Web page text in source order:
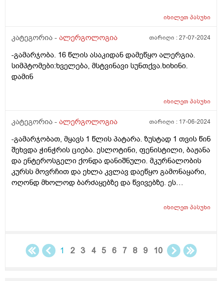
იხილეთპასუხი
კატეგორია - ალერგოლოგია თარიღი :27-07-2024
-გამარჯობა. 16 წლის ასაკიდან დამეწყო ალერგია.
სიმპტომები:ხველება, მსტვინავი სუნთქვა.ხიხინი.
დამინ
იხილეთპასუხი
კატეგორია - ალერგოლოგია თარიღი : 17-06-2024
-გამარჯობათ, მყავს 1 წლის პატარა. ზუსტად 1 თვის წინ
შეხვდა ჭინჭრის ციება. ესლოტინი, ფენისტილი, ბაჟანა
და ენტეროსგელი ქონდა დანიშნული. მკურნალობის
კურსს მოვრჩით და ეხლა კვლავ დაეწყო გამონაყარი,
ოღონდ მხოლოდ ბარძაყებზე და წვივებზე. ეს
უფრო პატარა წითელი გამონაყარია. საკვენს ვერ
ხოლმე გამონაყარი. აღარ ვიცი რა ვქნა, თან
შეკრულობა დაეწყო საშინელი. ეგებ მირჩიოთ რა
იხილეთპასუხი
1 2 3 4 5 6 7 8 9 10